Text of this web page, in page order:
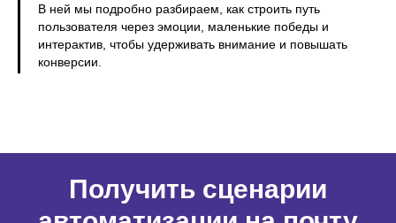
В ней мы подробно разбираем, как строить путь
пользователя через эмоции, маленькие победы и
интерактив, чтобы удерживать внимание и повышать
конверсии.
Получить сценарии